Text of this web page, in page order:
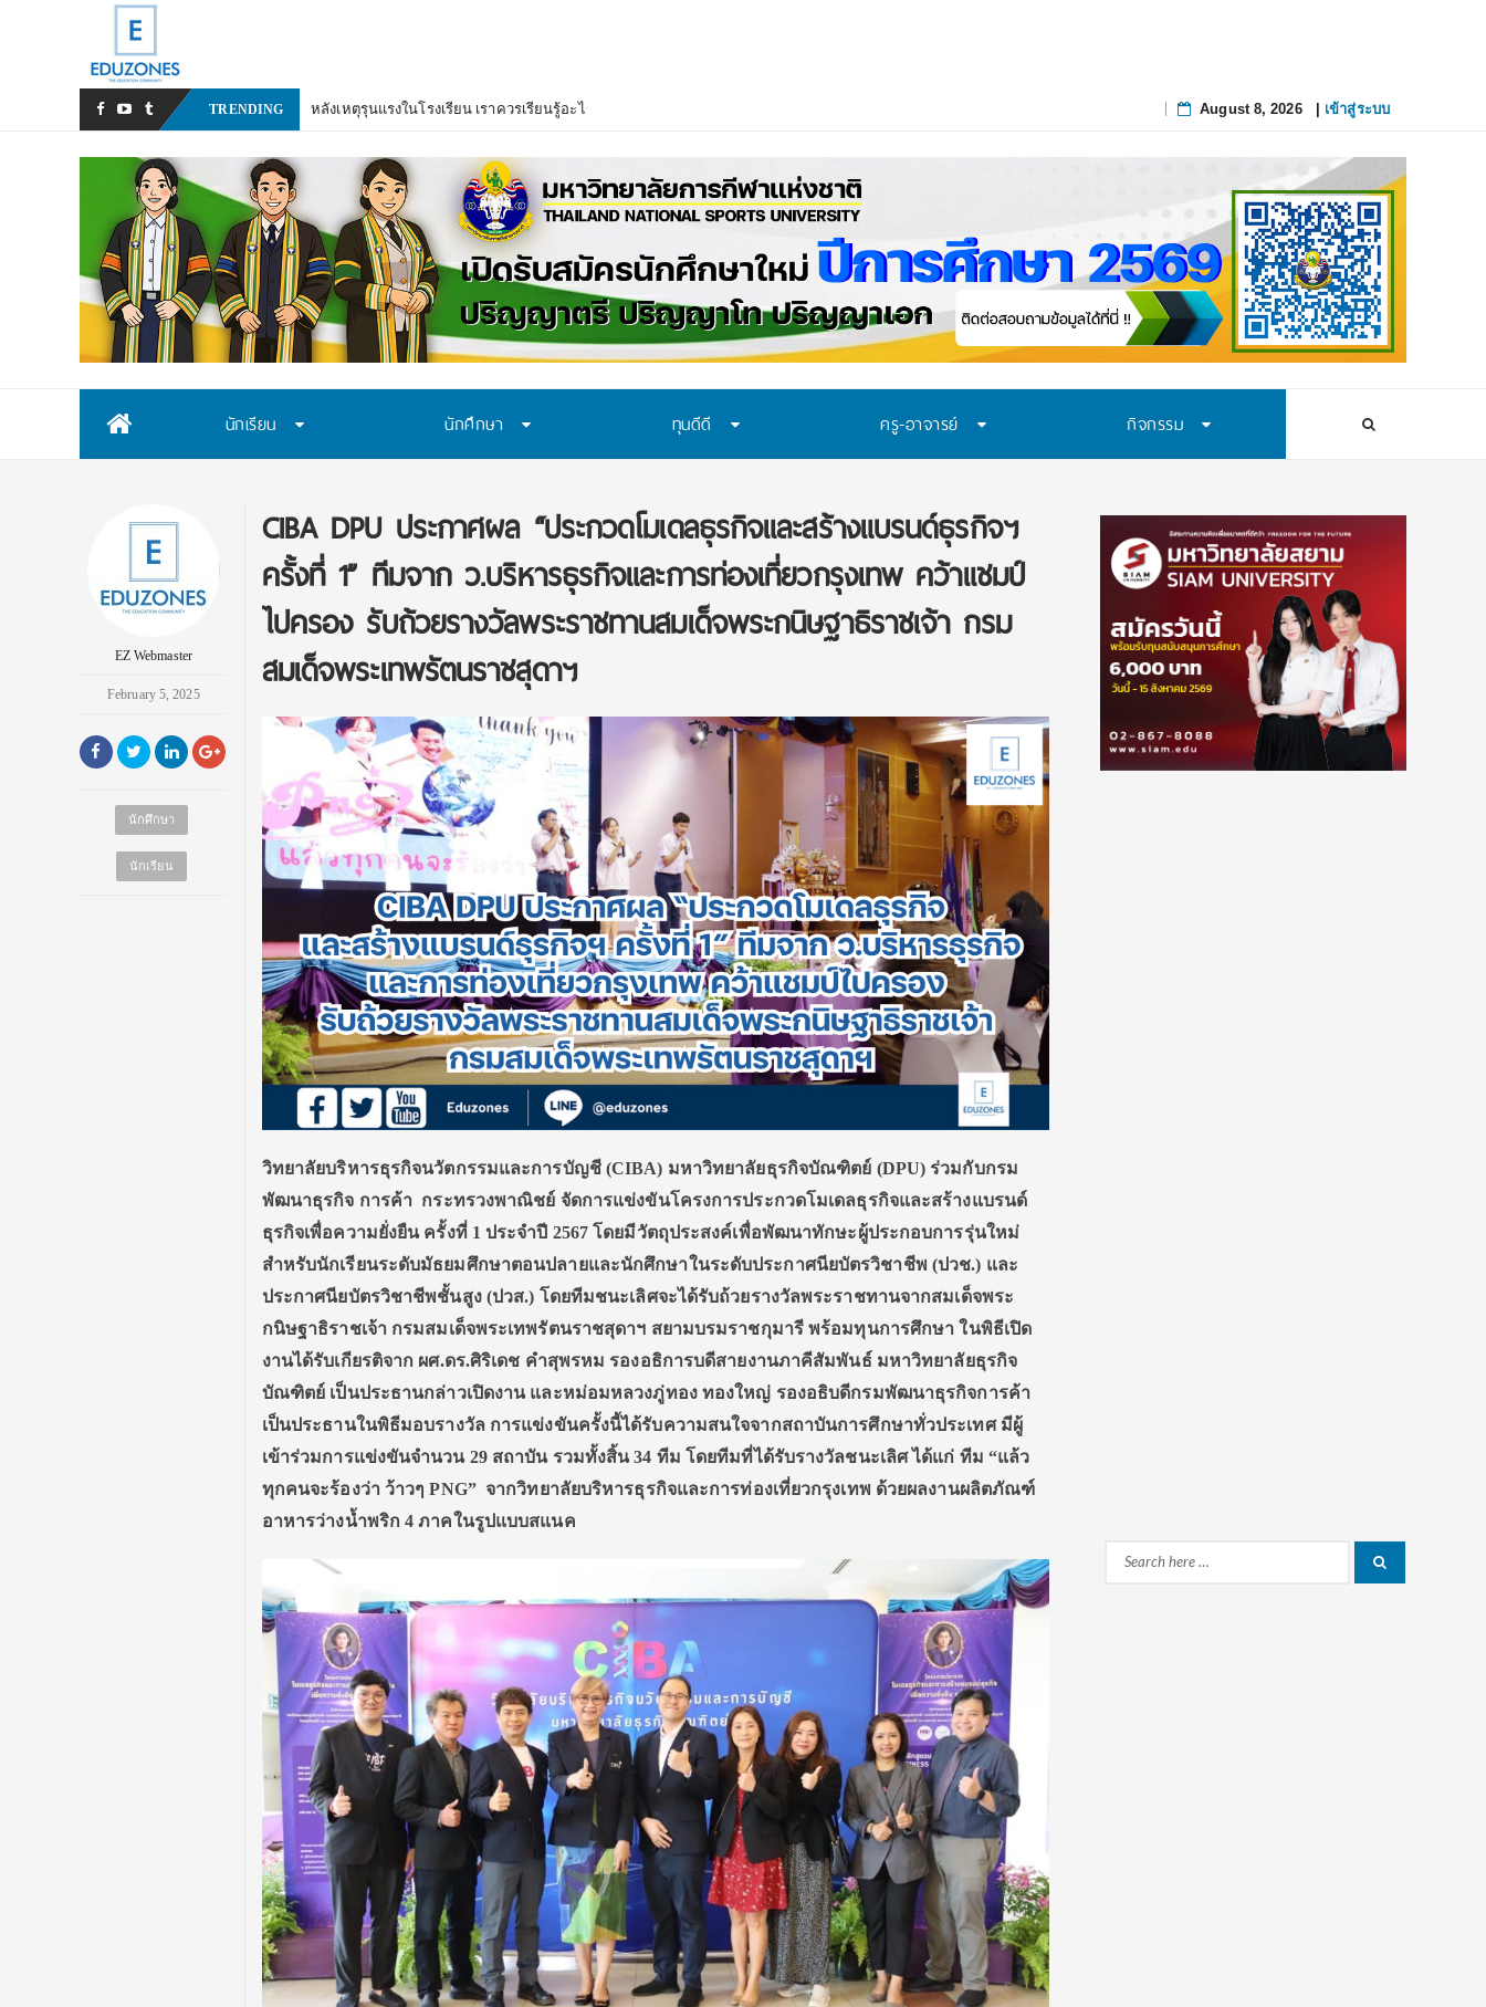
TRENDING
หลังเหตุรุนแรงในโรงเรียน เราควรเรียนรู้อะไร? 7 ระบบป้องกันที่โรงเรียนไทยควรมี ก่อนปัญหาของเด็กจะเดินไปถึงจุดที่แก้ยาก
August 8, 2026| เข้าสู่ระบบ
นักเรียน นักศึกษา ทุนดีดี ครู-อาจารย์ กิจกรรม
EZ Webmaster
February 5, 2025
นักศึกษา
นักเรียน
CIBA DPU ประกาศผล “ประกวดโมเดลธุรกิจและสร้างแบรนด์ธุรกิจฯ
ครั้งที่ 1” ทีมจาก ว.บริหารธุรกิจและการท่องเที่ยวกรุงเทพ คว้าแชมป์
ไปครอง รับถ้วยรางวัลพระราชทานสมเด็จพระกนิษฐาธิราชเจ้า กรม
สมเด็จพระเทพรัตนราชสุดาฯ
วิทยาลัยบริหารธุรกิจนวัตกรรมและการบัญชี (CIBA) มหาวิทยาลัยธุรกิจบัณฑิตย์ (DPU) ร่วมกับกรม
พัฒนาธุรกิจ การค้า กระทรวงพาณิชย์ จัดการแข่งขันโครงการประกวดโมเดลธุรกิจและสร้างแบรนด์
ธุรกิจเพื่อความยั่งยืน ครั้งที่ 1 ประจำปี 2567 โดยมีวัตถุประสงค์เพื่อพัฒนาทักษะผู้ประกอบการรุ่นใหม่
สำหรับนักเรียนระดับมัธยมศึกษาตอนปลายและนักศึกษาในระดับประกาศนียบัตรวิชาชีพ (ปวช.) และ
ประกาศนียบัตรวิชาชีพชั้นสูง (ปวส.) โดยทีมชนะเลิศจะได้รับถ้วยรางวัลพระราชทานจากสมเด็จพระ
กนิษฐาธิราชเจ้า กรมสมเด็จพระเทพรัตนราชสุดาฯ สยามบรมราชกุมารี พร้อมทุนการศึกษา ในพิธีเปิด
งานได้รับเกียรติจาก ผศ.ดร.ศิริเดช คำสุพรหม รองอธิการบดีสายงานภาคีสัมพันธ์ มหาวิทยาลัยธุรกิจ
บัณฑิตย์ เป็นประธานกล่าวเปิดงาน และหม่อมหลวงภู่ทอง ทองใหญ่ รองอธิบดีกรมพัฒนาธุรกิจการค้า
เป็นประธานในพิธีมอบรางวัล การแข่งขันครั้งนี้ได้รับความสนใจจากสถาบันการศึกษาทั่วประเทศ มีผู้
เข้าร่วมการแข่งขันจำนวน 29 สถาบัน รวมทั้งสิ้น 34 ทีม โดยทีมที่ได้รับรางวัลชนะเลิศ ได้แก่ ทีม “แล้ว
ทุกคนจะร้องว่า ว้าวๆ PNG” จากวิทยาลัยบริหารธุรกิจและการท่องเที่ยวกรุงเทพ ด้วยผลงานผลิตภัณฑ์
อาหารว่างน้ำพริก 4 ภาคในรูปแบบสแนค
Search